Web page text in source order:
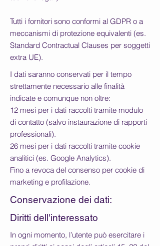
Tutti i fornitori sono conformi al GDPR o a
meccanismi di protezione equivalenti (es.
Standard Contractual Clauses per soggetti
extra UE).
I dati saranno conservati per il tempo
strettamente necessario alle finalità
indicate e comunque non oltre:
12 mesi per i dati raccolti tramite modulo
di contatto (salvo instaurazione di rapporti
professionali).
26 mesi per i dati raccolti tramite cookie
analitici (es. Google Analytics).
Fino a revoca del consenso per cookie di
marketing e profilazione.
Conservazione dei dati:
Diritti dell'interessato
In ogni momento, l’utente può esercitare i